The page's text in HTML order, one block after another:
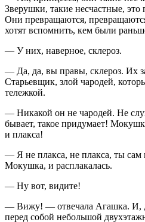
Зверушки, такие несчастные, это
Они превращаются,
хотят вспомнить, кем были
— У них, наверное, склероз.
— Да, да, вы правы, склероз. Их
Старьевщик, злой чародей,
тележкой.
— Никакой он не чародей. Не
бывает, такое придумает!
и плакса!
— Я не плакса, не плакса, ты
Мокушка, и расплакалась.
— Ну вот, видите!
— Вижу! — отвечала Агашка. И,
перед собой небольшой